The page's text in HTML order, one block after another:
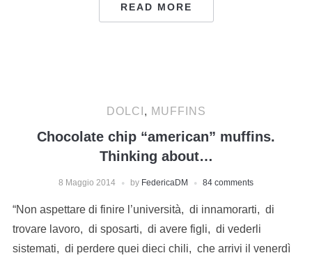
READ MORE
DOLCI , MUFFINS
Chocolate chip “american” muffins.
Thinking about…
8 Maggio 2014 by FedericaDM 84 comments
“Non aspettare di finire l’università, di innamorarti, di
trovare lavoro, di sposarti, di avere figli, di vederli
sistemati, di perdere quei dieci chili, che arrivi il venerdì